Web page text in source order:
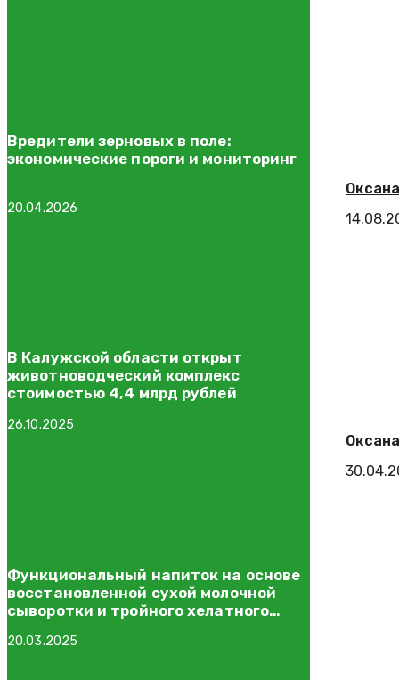
Вредители зерновых в поле:
экономические пороги и мониторинг
20.04.2026
В Калужской области открыт
животноводческий комплекс
стоимостью 4,4 млрд рублей
26.10.2025
Функциональный напиток на основе
восстановленной сухой молочной
сыворотки и тройного хелатного
микроэлемента — цинка
20.03.2025